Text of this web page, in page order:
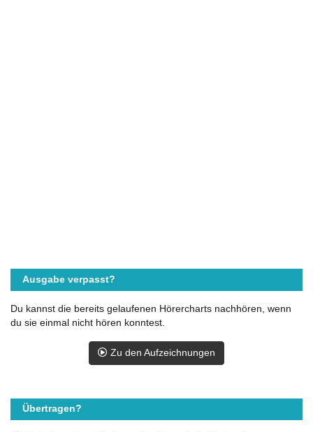
Ausgabe verpasst?
Du kannst die bereits gelaufenen Hörercharts nachhören, wenn
du sie einmal nicht hören konntest.
Zu den Aufzeichnungen
Übertragen?